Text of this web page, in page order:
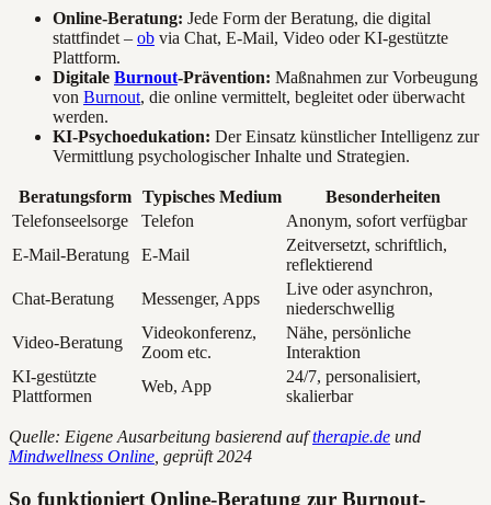
Online-Beratung: Jede Form der Beratung, die digital
stattfindet – ob via Chat, E-Mail, Video oder KI-gestützte
Plattform.
Digitale Burnout-Prävention: Maßnahmen zur Vorbeugung
von Burnout, die online vermittelt, begleitet oder überwacht
werden.
KI-Psychoedukation: Der Einsatz künstlicher Intelligenz zur
Vermittlung psychologischer Inhalte und Strategien.
Beratungsform Typisches Medium
Besonderheiten
Telefonseelsorge
Telefon
Anonym, sofort verfügbar
E-Mail-Beratung
E-Mail
Zeitversetzt, schriftlich,
reflektierend
Chat-Beratung
Messenger, Apps
Live oder asynchron,
niederschwellig
Video-Beratung
Videokonferenz,
Zoom etc.
Nähe, persönliche
Interaktion
KI-gestützte
Plattformen
Web, App
24/7, personalisiert,
skalierbar
Quelle: Eigene Ausarbeitung basierend auftherapie.de und
Mindwellness Online , geprüft 2024
So funktioniert Online-Beratung zur Burnout-